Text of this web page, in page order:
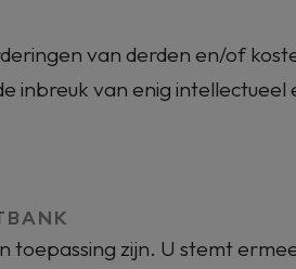
van derden en/of
inbreuk van enig intellectueel
toepassing zijn. U stemt